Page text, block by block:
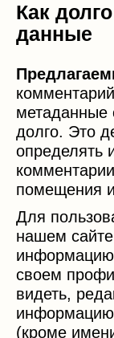
Как
данные
метаданные
долго. Это
определять
помещения
Для
нашем
своем
видеть,
(кроме